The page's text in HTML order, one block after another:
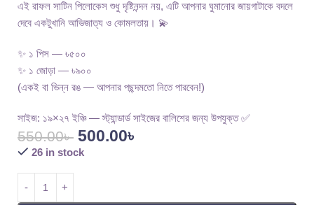
এই রাফল সাটিন পিলোকেস শুধু দৃষ্টিনন্দন নয়, এটি আপনার ঘুমানোর জায়গাটাকে বদলে
দেবে একটুখানি আভিজাত্য ও কোমলতায়। 💫
✨ ১ পিস — ৳৫০০
✨ ১ জোড়া — ৳৯০০
(একই বা ভিন্ন রঙ — আপনার পছন্দমতো নিতে পারবেন!)
সাইজ: ১৯×২৭ ইঞ্চি — স্ট্যান্ডার্ড সাইজের বালিশের জন্য উপযুক্ত ✅
550.00৳ 500.00৳
26 in stock